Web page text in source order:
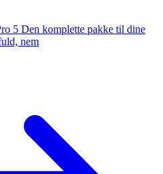
5 Den komplette pakke til dine
nem